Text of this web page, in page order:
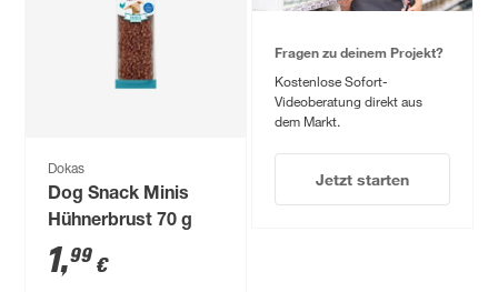
Dokas
Dog Snack Minis
Hühnerbrust 70 g
1,99 €
Fragen zu deinem Projekt?
Kostenlose Sofort-
Videoberatung direkt aus
dem Markt.
Jetzt starten